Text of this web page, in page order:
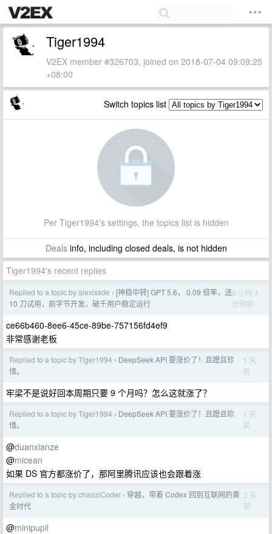
Tiger1994
V2EX member #326703, joined on 2018-07-04 09:09:25
+08:00
Switch topics list
Per Tiger1994's settings, the topics list is hidden
Dealsinfo, including closed deals, is not hidden
Tiger1994's recent replies
Replied to a topic by alexissde › [神稳中转] GPT 5.6， 0.09 倍率，送
10 刀试用，前字节开发，破千用户稳定运行
8 小时 4
分钟前
ce66b460-8ee6-45ce-89be-757156fd4ef9
非常感谢老板
Replied to a topic by Tiger1994 › DeepSeek API 要涨价了！且蹬且珍
惜。
1 天
前
牢梁不是说好回本周期只要 9 个月吗？怎么这就涨了？
Replied to a topic by Tiger1994 › DeepSeek API 要涨价了！且蹬且珍
惜。
1 天
前
@duanxianze
@micean
如果 DS 官方都涨价了，那阿里腾讯应该也会跟着涨
Replied to a topic by chaoziCoder › 穿越，带着 Codex 回到互联网的黄
金时代
2 天
前
@minipupil